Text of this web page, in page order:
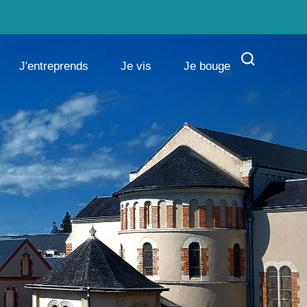
J'entreprends Je vis Je bouge